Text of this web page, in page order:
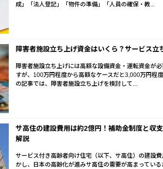
成」「法人登記」「物件の準備」「人員の確保・教...
障害者施設立ち上げ資金はいくら？サービス立
障害者施設立ち上げには高額な設備資金・運転資金が
すが、100万円程度から高額なケースだと3,000万円程
の記事では、障害者施設立ち上げを検討して...
サ高住の建設費用は約2億円！補助金制度と収
解説
サービス付き高齢者向け住宅（以下、サ高住）の建設
かし、日本の高齢化が進みサ高住の需要が高まってい